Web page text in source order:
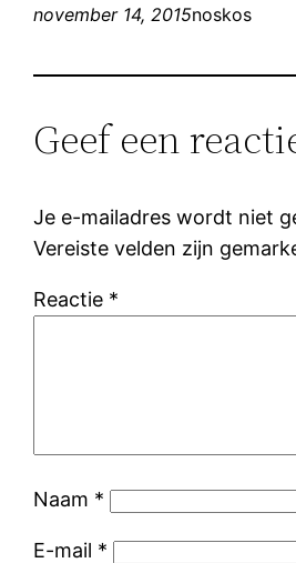
november 14, 2015noskos
Geef een
Je e-mailadres wordt niet
Vereiste velden zijn
Reactie *
Naam *
E-mail *